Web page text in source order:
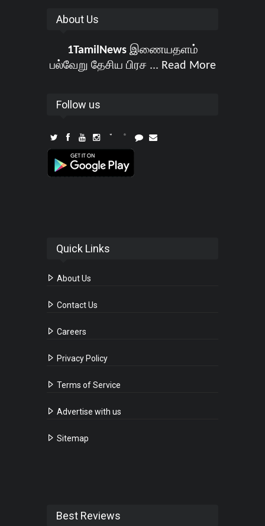
About Us
1TamilNewsஇணையதளம்
பல்வேறு தேசிய பிரச ... Read More
Follow us
Quick Links
About Us
Contact Us
Careers
Privacy Policy
Terms of Service
Advertise with us
Sitemap
Best Reviews